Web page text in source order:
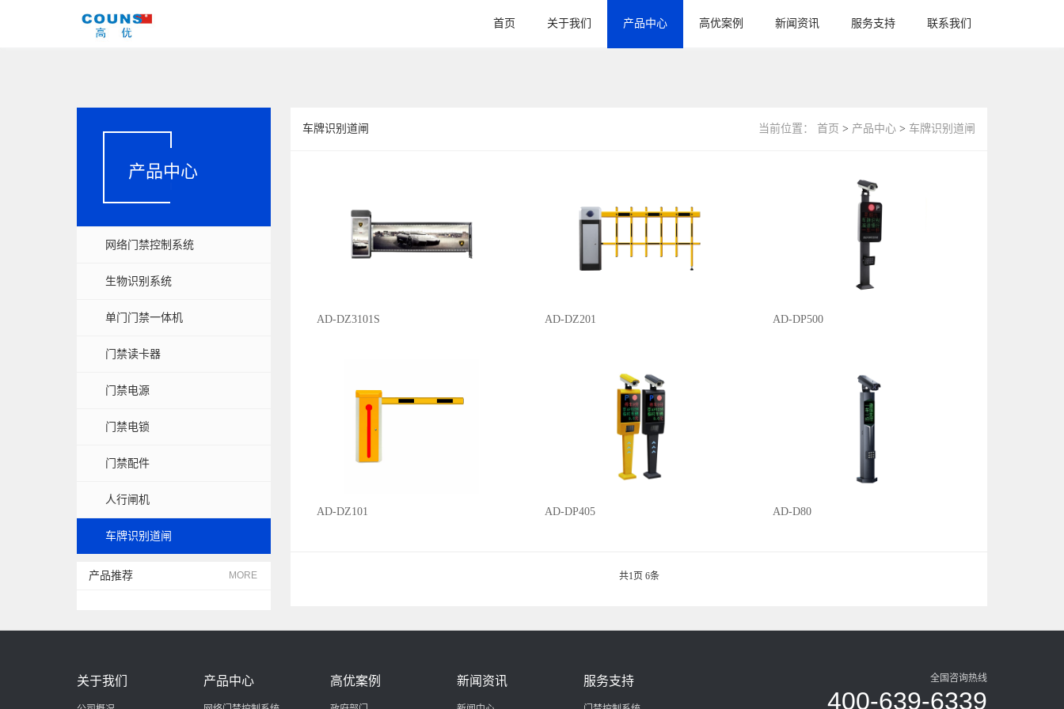
首页 关于我们 产品中心 高优案例 新闻资讯 服务支持 联系我们
产品中心
网络门禁控制系统
生物识别系统
单门门禁一体机
门禁读卡器
门禁电源
门禁电锁
门禁配件
人行闸机
车牌识别道闸
产品推荐 MORE
车牌识别道闸 当前位置： 首页 > 产品中心 > 车牌识别道闸
AD-DZ3101S AD-DZ201 AD-DP500
AD-DZ101 AD-DP405 AD-D80
共1 页 6条
关于我们 产品中心 高优案例 新闻资讯 服务支持 全国咨询热线
400-639-6339